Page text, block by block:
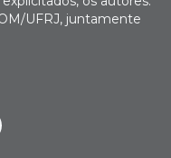
UFRJ, juntamente